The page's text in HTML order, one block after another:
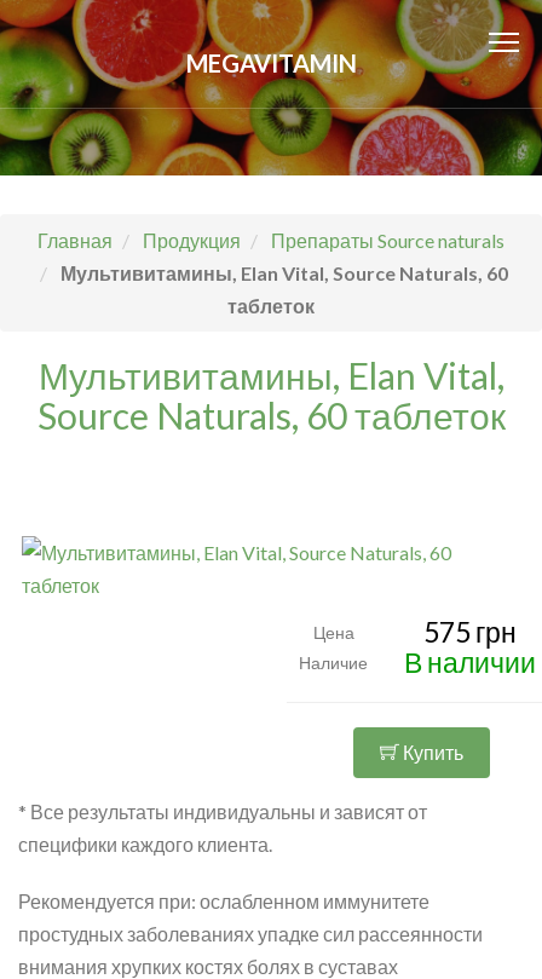
MEGAVITAMIN
Главная Продукция
Препараты Source naturals
Мультивитамины, Elan Vital, Source Naturals, 60
таблеток
Мультивитамины, Elan Vital,
Source Naturals, 60 таблеток
Цена 575 грн
Наличие В наличии
Купить
* Все результаты индивидуальны и зависят от
специфики каждого клиента.
Рекомендуется при: ослабленном иммунитете
простудных заболеваниях упадке сил рассеянности
внимания хрупких костях болях в суставах